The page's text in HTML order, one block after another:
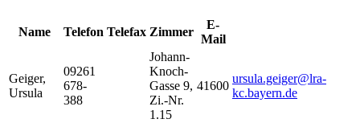
Name Telefon Telefax Zimmer
E-
Mail
Geiger,
Ursula
09261
678-
388
Johann-
Knoch-
Gasse 9,
Zi.-Nr.
1.15
41600
ursula.geiger@lra-
kc.bayern.de